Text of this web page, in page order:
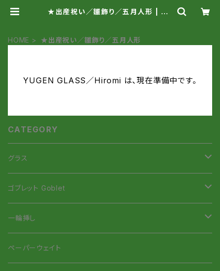
★出産祝い／雛飾り／五月人形 | YU
HOME ★出産祝い／雛飾り／五月人形
YUGEN GLASS／Hiromi は、現在準備中です。
CATEGORY
グラス
虹色Smile Glass
虹色Smileタンブラー
Smile Glass タンブラー
ゴブレット Goblet
招き猫ゴブレット
一輪挿し
Smileちゃんシリーズ
ペーパーウェイト